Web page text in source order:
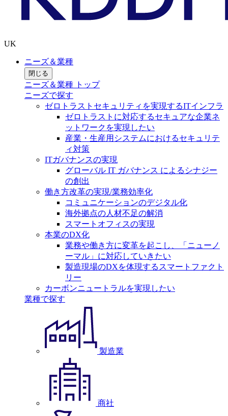
UK
ニーズ＆業種
閉じる
ニーズ＆業種 トップ
ニーズで探す
ゼロトラストセキュリティを実現するITインフラ
ゼロトラストに対応するセキュアな企業ネ
ットワークを実現したい
産業・生産用システムにおけるセキュリテ
ィ対策
ITガバナンスの実現
グローバル IT ガバナンス によるシナジー
の創出
働き方改革の実現/業務効率化
コミュニケーションのデジタル化
海外拠点の人材不足の解消
スマートオフィスの実現
本業のDX化
業務や働き方に変革を起こし、「ニューノ
ーマル」に対応していきたい
製造現場のDXを体現するスマートファクト
リー
カーボンニュートラルを実現したい
業種で探す
製造業
商社